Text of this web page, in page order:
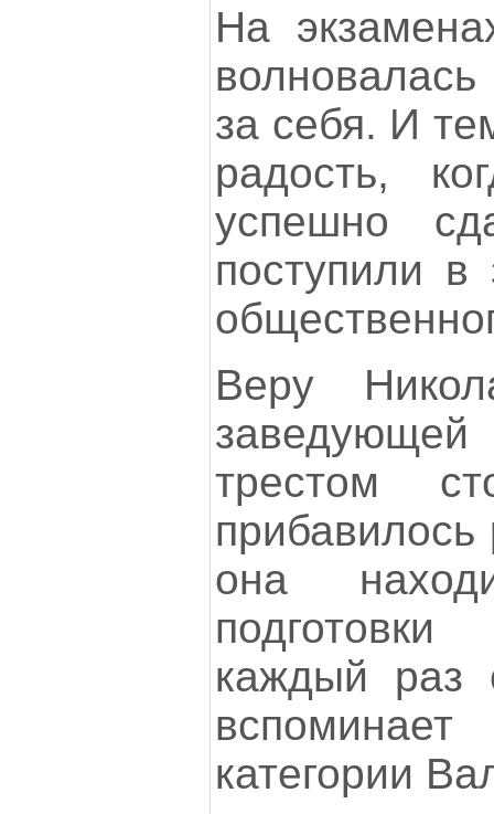
На
за себя. И
радость,
успешно
поступили в
Веру
заведующей
трестом
она
каждый раз
категории